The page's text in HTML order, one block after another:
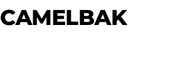
CAMELBAK